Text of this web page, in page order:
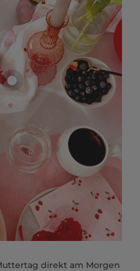
direkt am Morgen